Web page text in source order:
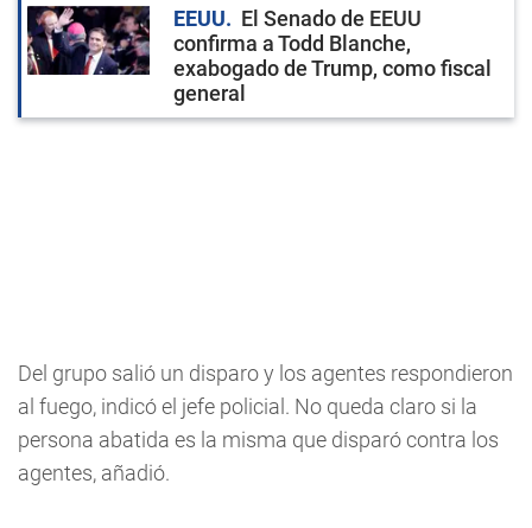
EEUU
El Senado de EEUU
confirma a Todd Blanche,
exabogado de Trump, como fiscal
general
Del grupo salió un disparo y los agentes respondieron
al fuego, indicó el jefe policial. No queda claro si la
persona abatida es la misma que disparó contra los
agentes, añadió.